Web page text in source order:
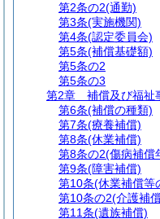
第2条の2(通勤)
第3条(実施機関)
第4条(認定委員会)
第5条(補償基礎額)
第5条の2
第5条の3
第2章
補償及び福祉
第6条(補償の種類)
第7条(療養補償)
第8条(休業補償)
第8条の2(傷病補償
第9条(障害補償)
第10条(休業補償等
第10条の2(介護補
第11条(遺族補償)